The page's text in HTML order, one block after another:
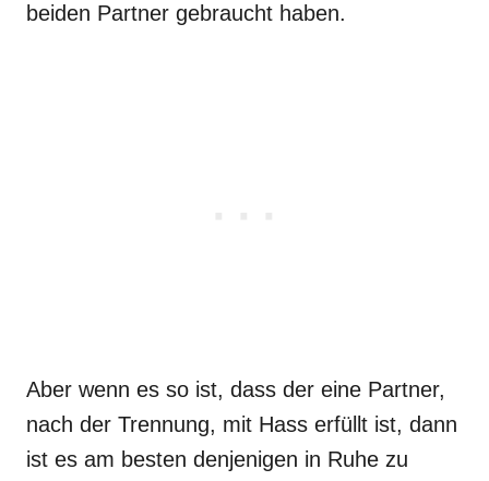
beiden Partner gebraucht haben.
Aber wenn es so ist, dass der eine Partner,
nach der Trennung, mit Hass erfüllt ist, dann
ist es am besten denjenigen in Ruhe zu